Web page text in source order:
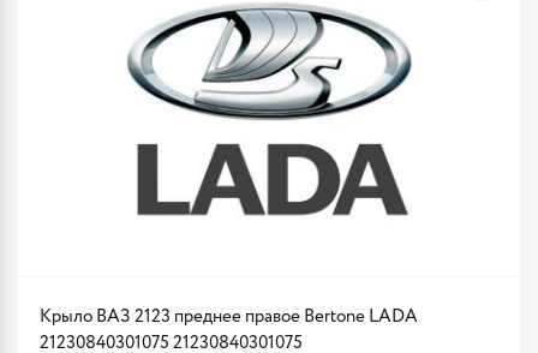
Крыло ВАЗ 2123 преднее правое Bertone LADA
21230840301075 21230840301075